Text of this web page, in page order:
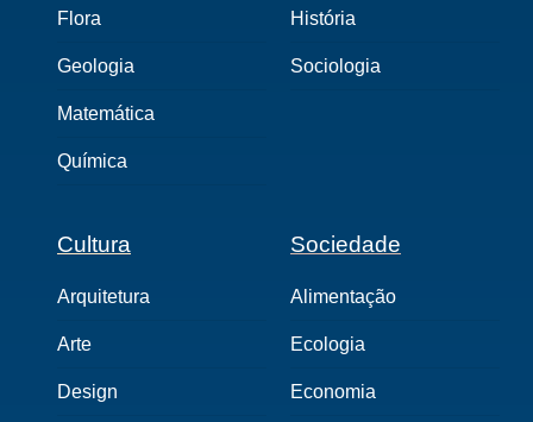
Flora
Geologia
Matemática
Química
História
Sociologia
Cultura
Arquitetura
Arte
Design
Sociedade
Alimentação
Ecologia
Economia